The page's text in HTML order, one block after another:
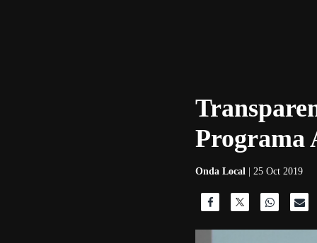
Programa
Onda Local | 25 Oct 2019